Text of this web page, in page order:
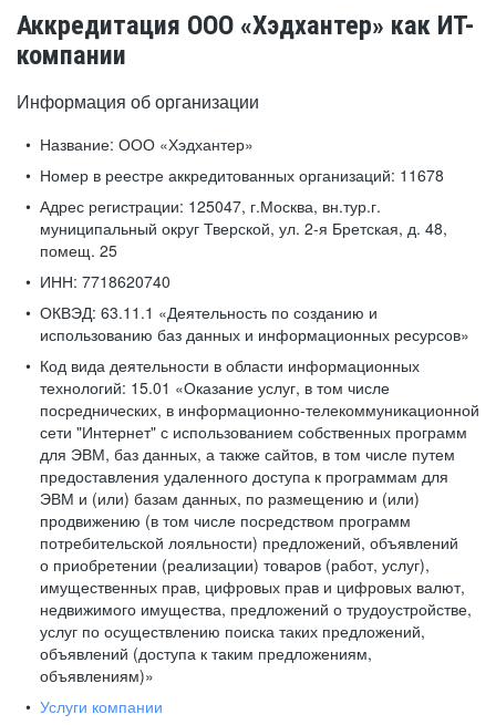
Аккредитация ООО «Хэдхантер» как ИТ-
компании
Информация об организации
Название: ООО «Хэдхантер»
Номер в реестре аккредитованных организаций: 11678
Адрес регистрации: 125047, г.Москва, вн.тур.г.
муниципальный округ Тверской, ул. 2-я Бретская, д. 48,
помещ. 25
ИНН: 7718620740
ОКВЭД: 63.11.1 «Деятельность по созданию и
использованию баз данных и информационных ресурсов»
Код вида деятельности в области информационных
технологий: 15.01 «Оказание услуг, в том числе
посреднических, в информационно-телекоммуникационной
сети "Интернет" с использованием собственных программ
для ЭВМ, баз данных, а также сайтов, в том числе путем
предоставления удаленного доступа к программам для
ЭВМ и (или) базам данных, по размещению и (или)
продвижению (в том числе посредством программ
потребительской лояльности) предложений, объявлений
о приобретении (реализации) товаров (работ, услуг),
имущественных прав, цифровых прав и цифровых валют,
недвижимого имущества, предложений о трудоустройстве,
услуг по осуществлению поиска таких предложений,
объявлений (доступа к таким предложениям,
объявлениям)»
Услуги компании